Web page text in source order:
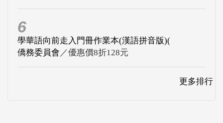
6
學華語向前走入門冊作業本(漢語拼音版)(
僑務委員會 ／優惠價8折128元
更多排行